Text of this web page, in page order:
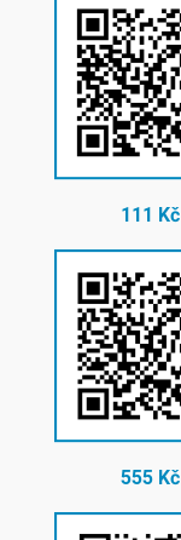
111 Kč
555 Kč